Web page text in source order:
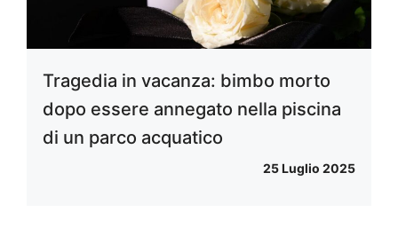
Tragedia in vacanza: bimbo morto
dopo essere annegato nella piscina
di un parco acquatico
25 Luglio 2025